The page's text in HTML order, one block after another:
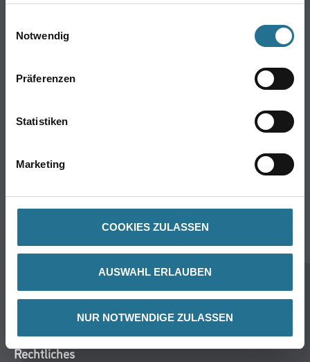
Notwendig
Präferenzen
Statistiken
Marketing
COOKIES ZULASSEN
AUSWAHL ERLAUBEN
NUR NOTWENDIGE ZULASSEN
WDV-Systeme
Putze- und Spachtelmassen
Services
Marken
Rechtliches